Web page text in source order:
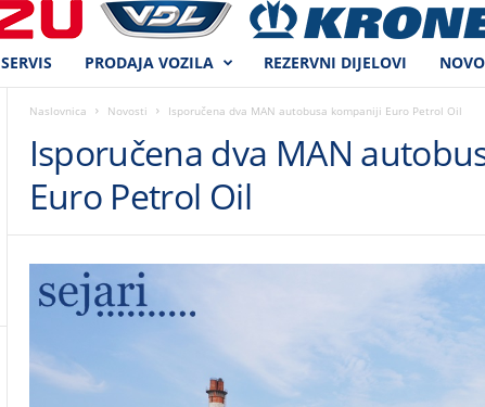
SERVIS PRODAJA VOZILA REZERVNI DIJELOVI
Naslovnica Novosti Isporučena dva MAN autobusa kompaniji Euro Petrol Oil
Isporučena dva MAN
Euro Petrol Oil